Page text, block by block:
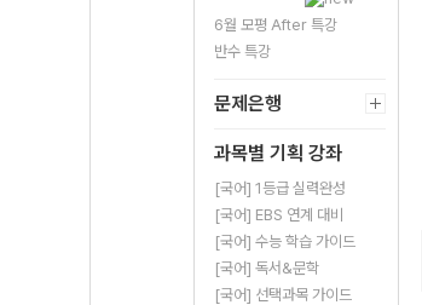
6월 모평 After 특강
반수 특강
문제은행
과목별 기획 강좌
[국어] 1등급 실력완성
[국어] EBS 연계 대비
[국어] 수능 학습 가이드
[국어] 독서&문학
[국어] 선택과목 가이드